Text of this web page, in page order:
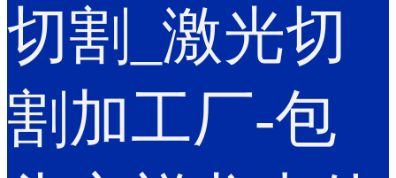
切割_激光切
割加工厂-包